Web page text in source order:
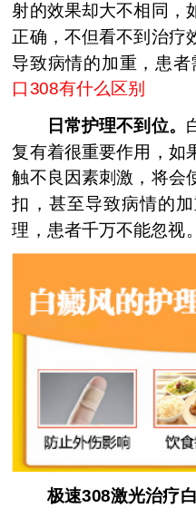
射的效果却大不相同，
正确，不但看不到治疗
导致病情的加重，患者
口308有什么区别
日常护理不到位。
复有着很重要作用，如
触不良因素刺激，将会
扣，甚至导致病情的
理，患者千万不能忽视。
极速308激光治疗